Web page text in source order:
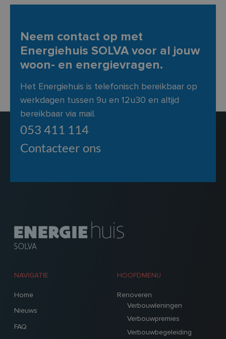
Neem contact op met
Energiehuis SOLVA voor al jouw
woon- en energievragen.
Het Energiehuis is telefonisch bereikbaar op
werkdagen tussen 9u en 12u30 en altijd
bereikbaar via mail.
053 411 114
Contacteer ons
NAVIGATIE
Home
Nieuws
FAQ
HOOFDMENU
Renoveren
Verbouwleningen
Verbouwpremies
Verbouwbegeleiding